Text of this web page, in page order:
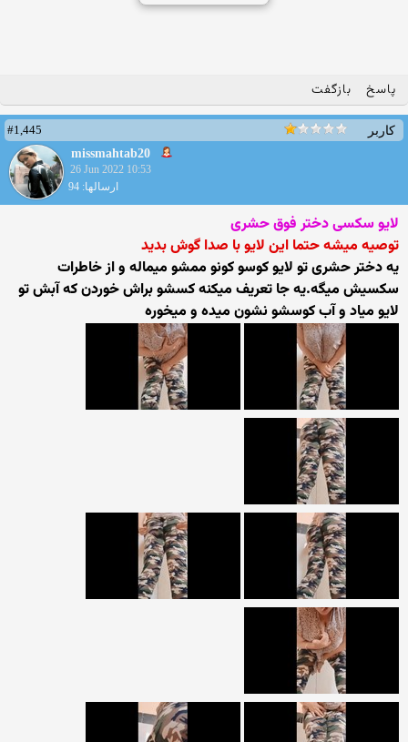
پاسخ بازگفت
کاربر
#1,445
missmahtab20
26 Jun 2022 10:53
ارسالها: 94
لایو سکسی دختر فوق حشری
توصیه میشه حتما این لایو با صدا گوش بدید
یه دختر حشری تو لایو کوسو کونو ممشو میماله و از خاطرات
سکسیش میگه.یه جا تعریف میکنه کسشو براش خوردن که آبش تو
لایو میاد و آب کوسشو نشون میده و میخوره